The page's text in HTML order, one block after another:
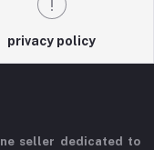
privacy policy
seller dedicated to